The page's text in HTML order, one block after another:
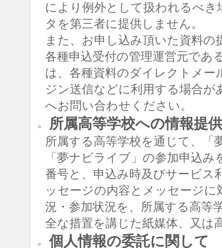
により例外として扱われるべ
タを第三者に提供しません。
また、お申し込み頂いた資料
各種申込受付の管理運営元であ
は、各種資料のダイレクトメー
ジン送信などに利用する場合
へお問い合わせください。
○ 所属高等学校への情報提
所属する高等学校を通じて、「
「夢ナビライブ」の参加申込
番号と、申込み時及びサービス
ッセージの内容とメッセージ
況・参加状況を、所属する高等
全な措置を講じた紙媒体、又は
○ 個人情報の委託に関して